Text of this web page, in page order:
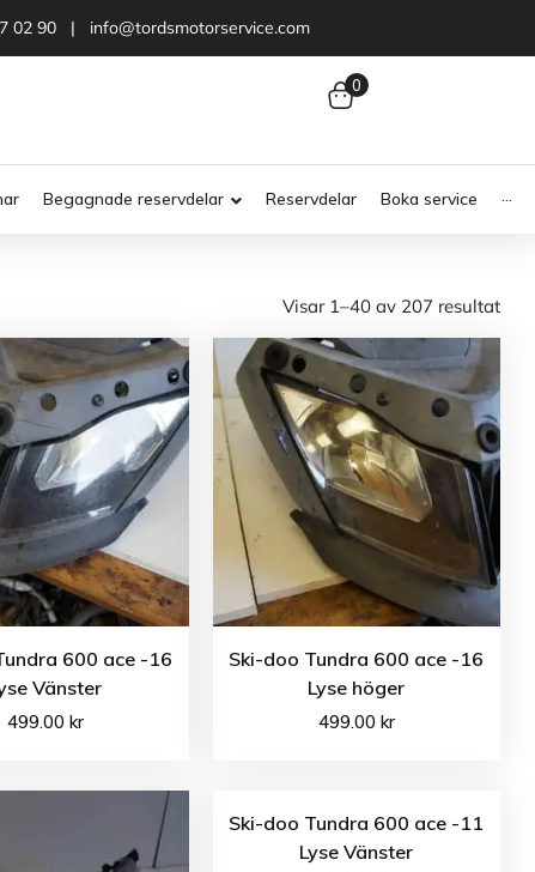
02 90 | info@tordsmotorservice.com
0
Begagnade reservdelar Reservdelar Boka service ···
Visar 1–40 av 207 resultat
600 ace -16
Vänster
499.00 kr
Ski-doo Tundra 600 ace -16
Lyse höger
499.00 kr
Ski-doo Tundra 600 ace -11
Lyse Vänster